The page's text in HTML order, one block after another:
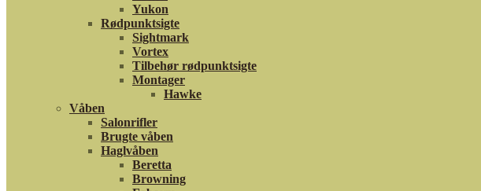
Yukon
Rødpunktsigte
Sightmark
Vortex
Tilbehør rødpunktsigte
Montager
Hawke
Våben
Salonrifler
Brugte våben
Haglvåben
Beretta
Browning